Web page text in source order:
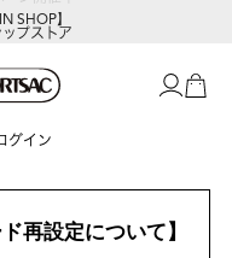
SHOP】
プストア
グイン
再設定について】